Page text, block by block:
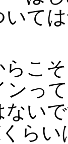
いて
こ
ンっ
ない
ら